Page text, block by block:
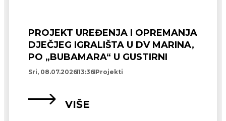
PROJEKT UREĐENJA I OPREMANJA
DJEČJEG IGRALIŠTA U DV MARINA,
PO „BUBAMARA“ U GUSTIRNI
Sri, 08.07.202613:36 Projekti
VIŠE